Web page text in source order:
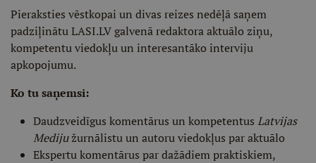
Pieraksties vēstkopai un divas reizes nedēļā saņem
padziļinātu LASI.LV galvenā redaktora aktuālo ziņu,
kompetentu viedokļu un interesantāko interviju
apkopojumu.
Ko tu saņemsi:
Daudzveidīgus komentārus un kompetentus Latvijas
Medijužurnālistu un autoru viedokļus par aktuālo
Ekspertu komentārus par dažādiem praktiskiem,